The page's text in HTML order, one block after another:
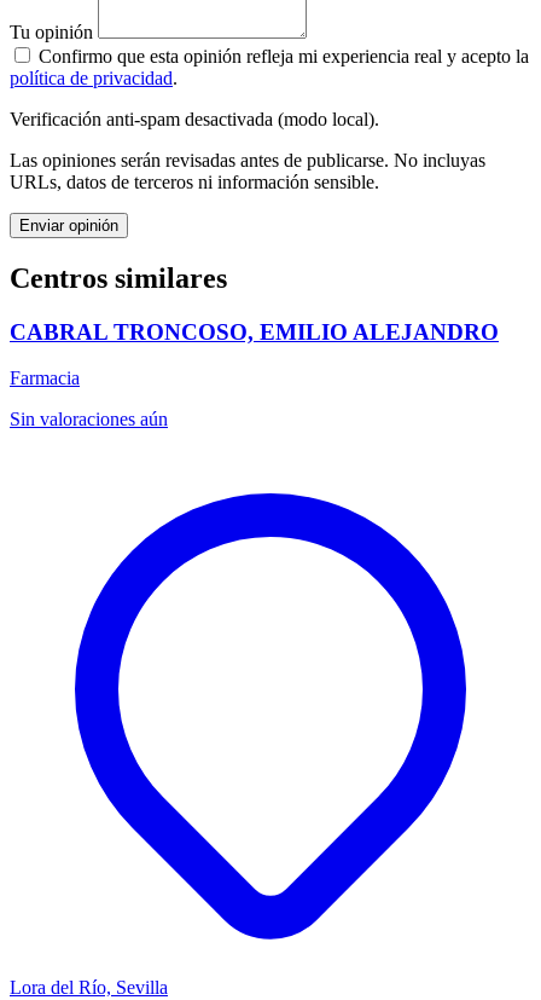
Tu opinión
Confirmo que esta opinión refleja mi experiencia real y acepto la
política de privacidad.
Verificación anti-spam desactivada (modo local).
Las opiniones serán revisadas antes de publicarse. No incluyas
URLs, datos de terceros ni información sensible.
Enviar opinión
Centros similares
CABRAL TRONCOSO, EMILIO ALEJANDRO
Farmacia
Sin valoraciones aún
Lora del Río, Sevilla